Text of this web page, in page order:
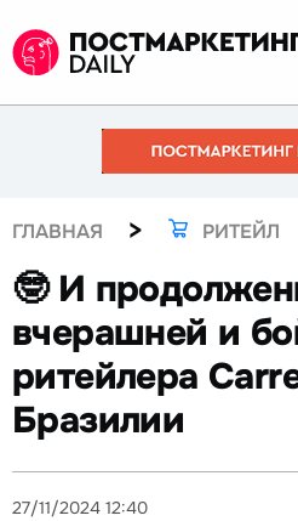
ГЛАВНАЯ > РИТЕЙЛ
🤓 И
вчерашней и
ритейлера
Бразилии
27/11/2024 12:40